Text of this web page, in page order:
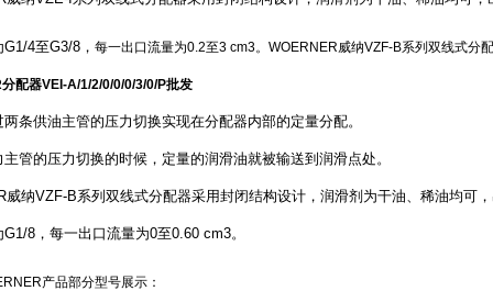
4至G3/8， 每一出口流量为0.2至3 cm3。WOERNER威纳VZF-B系列双线式分
配器VEI-A/1/2/0/0/0/3/0/P批发
条供油主管的压力切换实现在分配器内部的定量分配。
管的压力切换的时候，定量的润滑油就被输送到润滑点处。
威纳VZF-B系列双线式分配器采用封闭结构设计，润滑剂为干油、稀油均可
8，每一出口流量为0至0.60 cm3。
产品部分型号展示：